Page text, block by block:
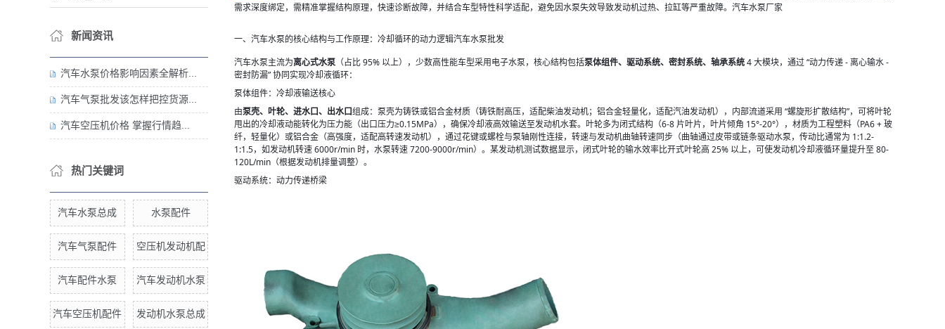
新闻资讯
汽车水泵价格影响因素全解析...
汽车气泵批发该怎样把控货源...
汽车空压机价格 掌握行情趋...
热门关键词
汽车水泵总成 水泵配件
汽车气泵配件 空压机发动机配
汽车配件水泵 汽车发动机水泵
汽车空压机配件 发动机水泵总成
需求深度绑定，需精准掌握结构原理，快速诊断故障，并结合车型特性科学适配，避免因水泵失效导致发动机过热、拉缸等严重故障。汽车水泵厂家
一、汽车水泵的核心结构与工作原理：冷却循环的动力逻辑汽车水泵批发
汽车水泵主流为离心式水泵 （占比 95% 以上），少数高性能车型采用电子水泵，核心结构包括泵体组件、驱动系统、密封系统、轴承系统4 大模块，通过 “动力传递 - 离心输水 -
密封防漏” 协同实现冷却液循环：
泵体组件：冷却液输送核心
由泵壳、叶轮、进水口、出水口组成：泵壳为铸铁或铝合金材质（铸铁耐高压，适配柴油发动机；铝合金轻量化，适配汽油发动机），内部流道采用 “螺旋形扩散结构”，可将叶轮
甩出的冷却液动能转化为压力能（出口压力≥0.15MPa），确保冷却液高效输送至发动机水套。叶轮多为闭式结构（6-8 片叶片，叶片倾角 15°-20°），材质为工程塑料（PA6 + 玻
纤，轻量化）或铝合金（高强度，适配高转速发动机），通过花键或螺栓与泵轴刚性连接，转速与发动机曲轴转速同步（曲轴通过皮带或链条驱动水泵，传动比通常为 1:1.2-
1:1.5，如发动机转速 6000r/min 时，水泵转速 7200-9000r/min）。某发动机测试数据显示，闭式叶轮的输水效率比开式叶轮高 25% 以上，可使发动机冷却液循环量提升至 80-
120L/min（根据发动机排量调整）。
驱动系统：动力传递桥梁